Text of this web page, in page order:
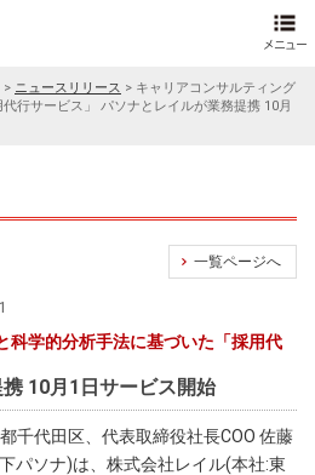
> ニュースリリース > キャリアコンサルティング
行サービス」 パソナとレイルが業務提携 10月
一覧ページへ
科学的分析手法に基づいた「採用代
10月1日サービス開始
千代田区、代表取締役社長COO 佐藤
下パソナ)は、株式会社レイル(本社:東